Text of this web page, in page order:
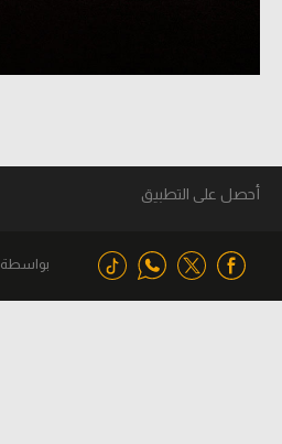
أحصل على التطبيق
بواسطة